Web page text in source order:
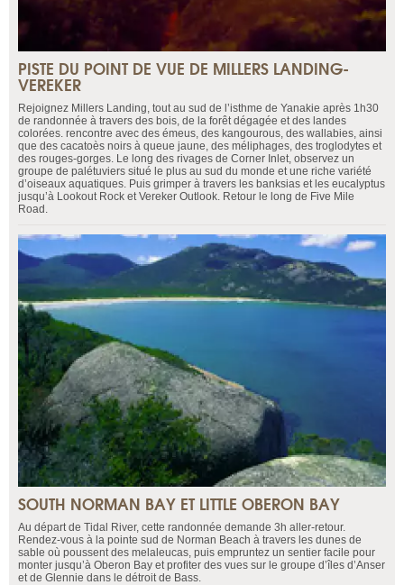
PISTE DU POINT DE VUE DE MILLERS LANDING-
VEREKER
Rejoignez Millers Landing, tout au sud de l’isthme de Yanakie après 1h30
de randonnée à travers des bois, de la forêt dégagée et des landes
colorées. rencontre avec des émeus, des kangourous, des wallabies, ainsi
que des cacatoès noirs à queue jaune, des méliphages, des troglodytes et
des rouges-gorges. Le long des rivages de Corner Inlet, observez un
groupe de palétuviers situé le plus au sud du monde et une riche variété
d’oiseaux aquatiques. Puis grimper à travers les banksias et les eucalyptus
jusqu’à Lookout Rock et Vereker Outlook. Retour le long de Five Mile
Road.
SOUTH NORMAN BAY ET LITTLE OBERON BAY
Au départ de Tidal River, cette randonnée demande 3h aller-retour.
Rendez-vous à la pointe sud de Norman Beach à travers les dunes de
sable où poussent des melaleucas, puis empruntez un sentier facile pour
monter jusqu’à Oberon Bay et profiter des vues sur le groupe d’îles d’Anser
et de Glennie dans le détroit de Bass.